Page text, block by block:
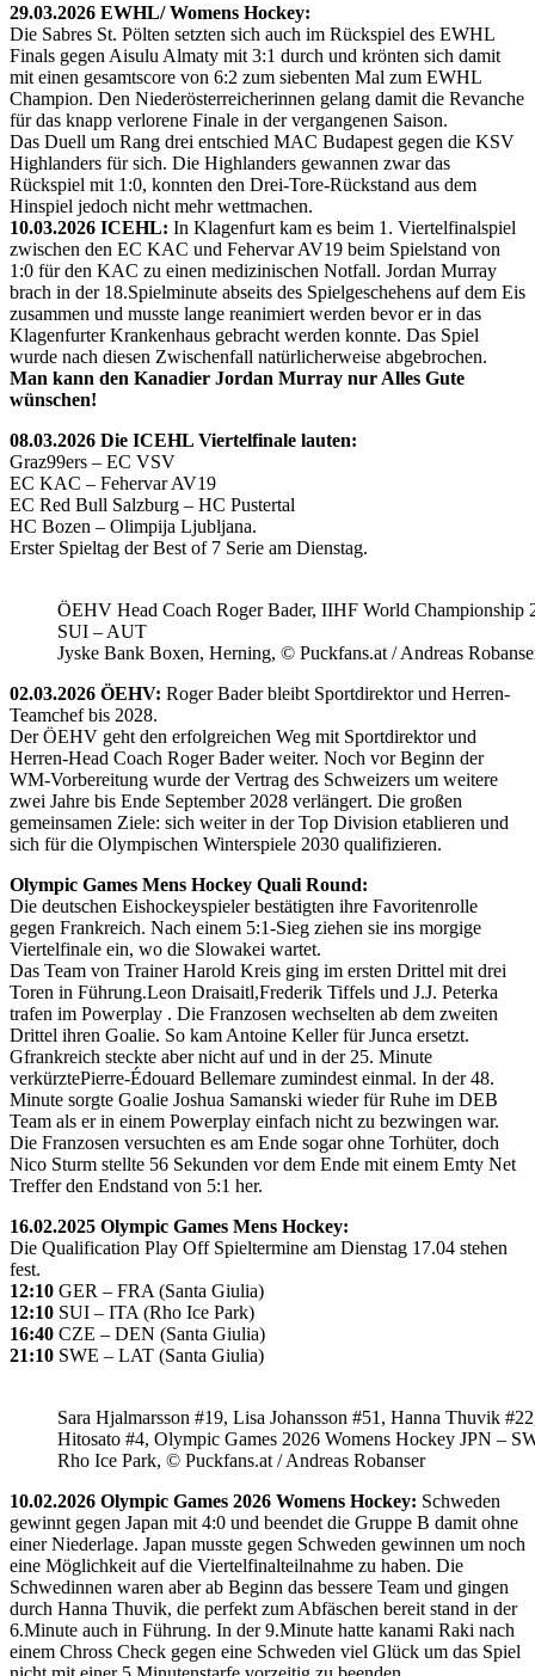
29.03.2026 EWHL/ Womens Hockey:
Die Sabres St. Pölten setzten sich auch im Rückspiel des EWHL
Finals gegen Aisulu Almaty mit 3:1 durch und krönten sich damit
mit einen gesamtscore von 6:2 zum siebenten Mal zum EWHL
Champion. Den Niederösterreicherinnen gelang damit die Revanche
für das knapp verlorene Finale in der vergangenen Saison.
Das Duell um Rang drei entschied MAC Budapest gegen die KSV
Highlanders für sich. Die Highlanders gewannen zwar das
Rückspiel mit 1:0, konnten den Drei-Tore-Rückstand aus dem
Hinspiel jedoch nicht mehr wettmachen.
10.03.2026 ICEHL: In Klagenfurt kam es beim 1. Viertelfinalspiel
zwischen den EC KAC und Fehervar AV19 beim Spielstand von
1:0 für den KAC zu einen medizinischen Notfall. Jordan Murray
brach in der 18.Spielminute abseits des Spielgeschehens auf dem Eis
zusammen und musste lange reanimiert werden bevor er in das
Klagenfurter Krankenhaus gebracht werden konnte. Das Spiel
wurde nach diesen Zwischenfall natürlicherweise abgebrochen.
Man kann den Kanadier Jordan Murray nur Alles Gute
wünschen!
08.03.2026 Die ICEHL Viertelfinale lauten:
Graz99ers – EC VSV
EC KAC – Fehervar AV19
EC Red Bull Salzburg – HC Pustertal
HC Bozen – Olimpija Ljubljana.
Erster Spieltag der Best of 7 Serie am Dienstag.
ÖEHV Head Coach Roger Bader, IIHF World Championship
SUI – AUT
Jyske Bank Boxen, Herning, © Puckfans.at / Andreas
02.03.2026 ÖEHV: Roger Bader bleibt Sportdirektor und Herren-
Teamchef bis 2028.
Der ÖEHV geht den erfolgreichen Weg mit Sportdirektor und
Herren-Head Coach Roger Bader weiter. Noch vor Beginn der
WM-Vorbereitung wurde der Vertrag des Schweizers um weitere
zwei Jahre bis Ende September 2028 verlängert. Die großen
gemeinsamen Ziele: sich weiter in der Top Division etablieren und
sich für die Olympischen Winterspiele 2030 qualifizieren.
Olympic Games Mens Hockey Quali Round:
Die deutschen Eishockeyspieler bestätigten ihre Favoritenrolle
gegen Frankreich. Nach einem 5:1-Sieg ziehen sie ins morgige
Viertelfinale ein, wo die Slowakei wartet.
Das Team von Trainer Harold Kreis ging im ersten Drittel mit drei
Toren in Führung.Leon Draisaitl,Frederik Tiffels und J.J. Peterka
trafen im Powerplay . Die Franzosen wechselten ab dem zweiten
Drittel ihren Goalie. So kam Antoine Keller für Junca ersetzt.
Gfrankreich steckte aber nicht auf und in der 25. Minute
verkürztePierre-Édouard Bellemare zumindest einmal. In der 48.
Minute sorgte Goalie Joshua Samanski wieder für Ruhe im DEB
Team als er in einem Powerplay einfach nicht zu bezwingen war.
Die Franzosen versuchten es am Ende sogar ohne Torhüter, doch
Nico Sturm stellte 56 Sekunden vor dem Ende mit einem Emty Net
Treffer den Endstand von 5:1 her.
16.02.2025 Olympic Games Mens Hockey:
Die Qualification Play Off Spieltermine am Dienstag 17.04 stehen
fest.
12:10 GER – FRA (Santa Giulia)
12:10 SUI – ITA (Rho Ice Park)
16:40 CZE – DEN (Santa Giulia)
21:10 SWE – LAT (Santa Giulia)
Sara Hjalmarsson #19, Lisa Johansson #51, Hanna Thuvik
Hitosato #4, Olympic Games 2026 Womens Hockey JPN –
Rho Ice Park, © Puckfans.at / Andreas Robanser
10.02.2026 Olympic Games 2026 Womens Hockey: Schweden
gewinnt gegen Japan mit 4:0 und beendet die Gruppe B damit ohne
einer Niederlage. Japan musste gegen Schweden gewinnen um noch
eine Möglichkeit auf die Viertelfinalteilnahme zu haben. Die
Schwedinnen waren aber ab Beginn das bessere Team und gingen
durch Hanna Thuvik, die perfekt zum Abfäschen bereit stand in der
6.Minute auch in Führung. In der 9.Minute hatte kanami Raki nach
einem Chross Check gegen eine Schweden viel Glück um das Spiel